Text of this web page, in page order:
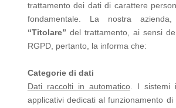
trattamento dei dati di carattere
fondamentale. La nostra
“Titolare” del trattamento, ai sensi
RGPD, pertanto, la informa che:
Categorie di dati
Dati raccolti in automatico. I sistemi
applicativi dedicati al funzionamento